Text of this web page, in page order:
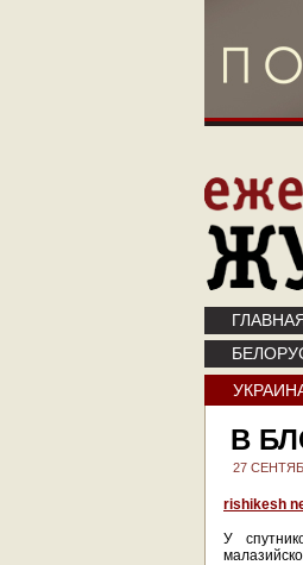
В
27
rishikesh
У